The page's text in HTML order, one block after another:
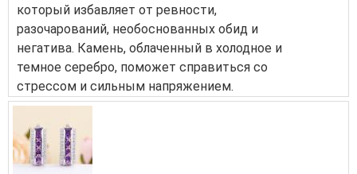
который избавляет от ревности,
разочарований, необоснованных обид и
негатива. Камень, облаченный в холодное и
темное серебро, поможет справиться со
стрессом и сильным напряжением.